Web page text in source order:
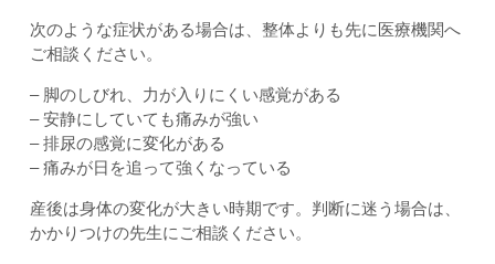
次のような症状がある場合は、整体よりも先に医療機関へ
ご相談ください。
– 脚のしびれ、力が入りにくい感覚がある
– 安静にしていても痛みが強い
– 排尿の感覚に変化がある
– 痛みが日を追って強くなっている
産後は身体の変化が大きい時期です。判断に迷う場合は、
かかりつけの先生にご相談ください。